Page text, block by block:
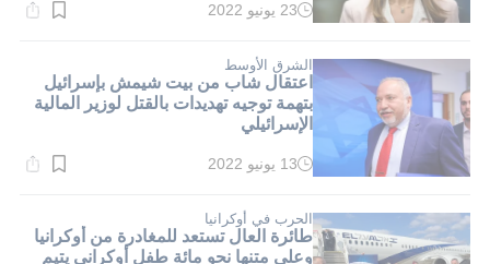
وقت
دقيقة.
23 يونيو 2022
الشرق الأوسط
اعتقال شاب من بيت شيمش بإسرائيل
بتهمة توجيه تهديدات بالقتل لوزير المالية
الإسرائيلي
وقت
دقيقة.
13 يونيو 2022
الحرب في أوكرانيا
طائرة العال تستعد للمغادرة من أوكرانيا
وعلى متنها نحو مائة طفل أوكراني يتيم